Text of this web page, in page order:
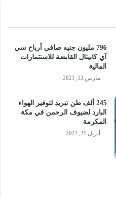
796 مليون جنيه صافي أرباح سي
آي كابيتال القابضة للاستثمارات
المالية
مارس 12, 2023
245 ألف طن تبريد لتوفير الهواء
البارد لضيوف الرحمن في مكة
المكرمة
أبريل 21, 2022